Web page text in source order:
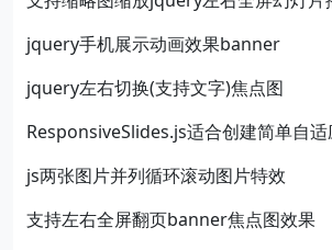
jquery手机展示动画效果banner
jquery左右切换(支持文字)焦点图
ResponsiveSlides.js适合创建简单自
js两张图片并列循环滚动图片特效
支持左右全屏翻页banner焦点图效果